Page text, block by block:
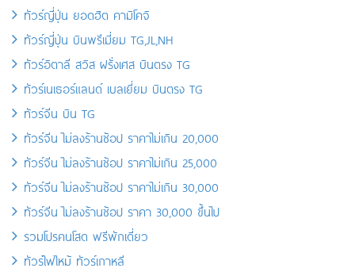
ทัวร์ญี่ปุ่น ยอดฮิต คามิโคจิ
ทัวร์ญี่ปุ่น บินพรีเมี่ยม TG,JL,NH
ทัวร์อิตาลี สวิส ฝรั่งเศส บินตรง TG
ทัวร์เนเธอร์แลนด์ เบลเยี่ยม บินตรง TG
ทัวร์จีน บิน TG
ทัวร์จีน ไม่ลงร้านช้อป ราคาไม่เกิน 20,000
ทัวร์จีน ไม่ลงร้านช้อป ราคาไม่เกิน 25,000
ทัวร์จีน ไม่ลงร้านช้อป ราคาไม่เกิน 30,000
ทัวร์จีน ไม่ลงร้านช้อป ราคา 30,000 ขึ้นไป
รวมโปรคนโสด ฟรีพักเดี่ยว
ทัวร์ไฟไหม้ ทัวร์เกาหลี